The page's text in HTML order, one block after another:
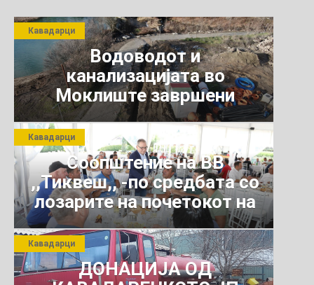
Водоводот и
канализацијата во
Моклиште завршени
Кавадарци
Соопштение на ВВ
,,Тиквеш,, -по средбата со
лозарите на почетокот на
јули 2026 г.
Кавадарци
ДОНАЦИЈА ОД
Кавадарци